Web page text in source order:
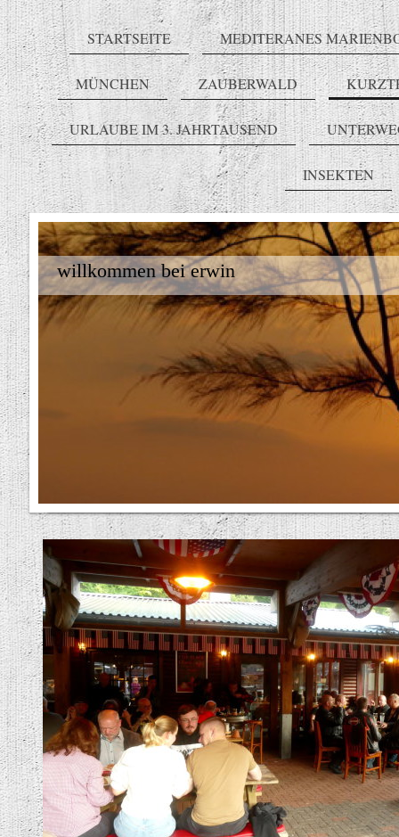
STARTSEITE MEDITERANES
MÜNCHEN ZAUBERWALD
URLAUBE IM 3. JAHRTAUSEND
INSEKTEN
willkommen bei erwin